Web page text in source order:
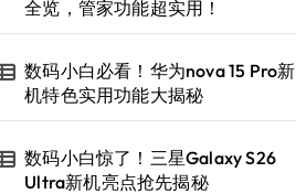
全览，管家功能超实用！
数码小白必看！华为nova 15 Pro新
机特色实用功能大揭秘
数码小白惊了！三星Galaxy S26
Ultra新机亮点抢先揭秘